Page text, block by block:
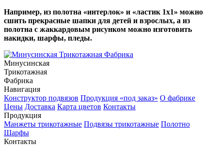
Например, из полотна «интерлок» и «ластик 1х1» можно
сшить прекрасные шапки для детей и взрослых, а из
полотна с жаккардовым рисунком можно изготовить
накидки, шарфы, пледы.
Минусинская
Трикотажная
Фабрика
Навигация
Конструктор подвязов Продукция «под заказ» О фабрике
Цены Доставка Карта цветов Контакты
Продукция
Манжеты трикотажные Подвязы трикотажные Полотно
Шарфы
Контакты